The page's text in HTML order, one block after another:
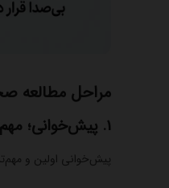
مراحل مطالعه
1. پیش‌خوانی؛ مهم‌ترین قدم یادگیری
پیش‌خوانی اولین و